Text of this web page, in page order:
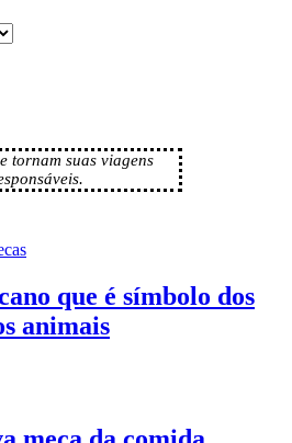
tornam suas viagens
que é símbolo dos
animais